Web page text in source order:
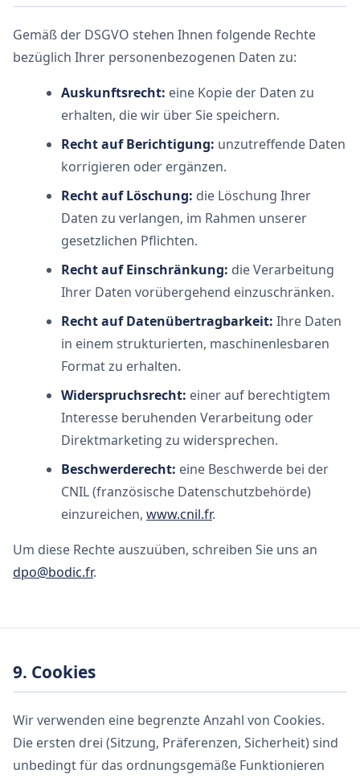
Gemäß der DSGVO stehen Ihnen folgende Rechte
bezüglich Ihrer personenbezogenen Daten zu:
Auskunftsrecht: eine Kopie der Daten zu
erhalten, die wir über Sie speichern.
Recht auf Berichtigung: unzutreffende Daten
korrigieren oder ergänzen.
Recht auf Löschung: die Löschung Ihrer
Daten zu verlangen, im Rahmen unserer
gesetzlichen Pflichten.
Recht auf Einschränkung: die Verarbeitung
Ihrer Daten vorübergehend einzuschränken.
Recht auf Datenübertragbarkeit: Ihre Daten
in einem strukturierten, maschinenlesbaren
Format zu erhalten.
Widerspruchsrecht: einer auf berechtigtem
Interesse beruhenden Verarbeitung oder
Direktmarketing zu widersprechen.
Beschwerderecht: eine Beschwerde bei der
CNIL (französische Datenschutzbehörde)
einzureichen, www.cnil.fr.
Um diese Rechte auszuüben, schreiben Sie uns an
dpo@bodic.fr.
9. Cookies
Wir verwenden eine begrenzte Anzahl von Cookies.
Die ersten drei (Sitzung, Präferenzen, Sicherheit) sind
unbedingt für das ordnungsgemäße Funktionieren